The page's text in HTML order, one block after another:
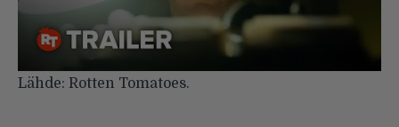
Lähde: Rotten Tomatoes.